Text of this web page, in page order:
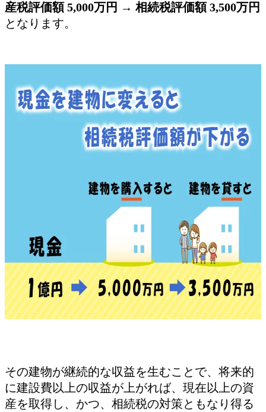
産税評価額 5,000万円 → 相続税評価額 3,500万円
となります。
その建物が継続的な収益を生むことで、将来的
に建設費以上の収益が上がれば、現在以上の資
産を取得し、かつ、相続税の対策ともなり得る